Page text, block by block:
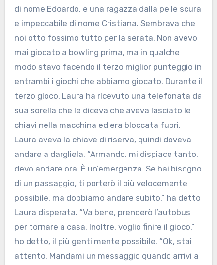
di nome Edoardo, e una ragazza dalla pelle scura
e impeccabile di nome Cristiana. Sembrava che
noi otto fossimo tutto per la serata. Non avevo
mai giocato a bowling prima, ma in qualche
modo stavo facendo il terzo miglior punteggio in
entrambi i giochi che abbiamo giocato. Durante il
terzo gioco, Laura ha ricevuto una telefonata da
sua sorella che le diceva che aveva lasciato le
chiavi nella macchina ed era bloccata fuori.
Laura aveva la chiave di riserva, quindi doveva
andare a dargliela. “Armando, mi dispiace tanto,
devo andare ora. È un’emergenza. Se hai bisogno
di un passaggio, ti porterò il più velocemente
possibile, ma dobbiamo andare subito,” ha detto
Laura disperata. “Va bene, prenderò l’autobus
per tornare a casa. Inoltre, voglio finire il gioco,”
ho detto, il più gentilmente possibile. “Ok, stai
attento. Mandami un messaggio quando arrivi a